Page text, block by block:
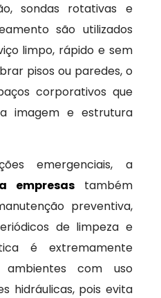
sondas rotativas e
são utilizados
limpo, rápido e sem
pisos ou paredes, o
corporativos que
imagem e estrutura
emergenciais, a
empresastambém
preventiva,
de limpeza e
é extremamente
ambientes com uso
hidráulicas, pois evita